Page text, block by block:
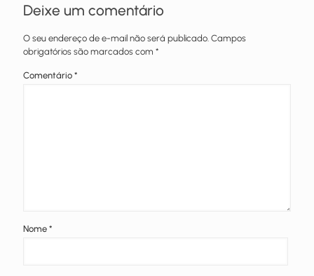
Deixe um comentário
O seu endereço de e-mail não será publicado. Campos
obrigatórios são marcados com *
Comentário *
Nome *